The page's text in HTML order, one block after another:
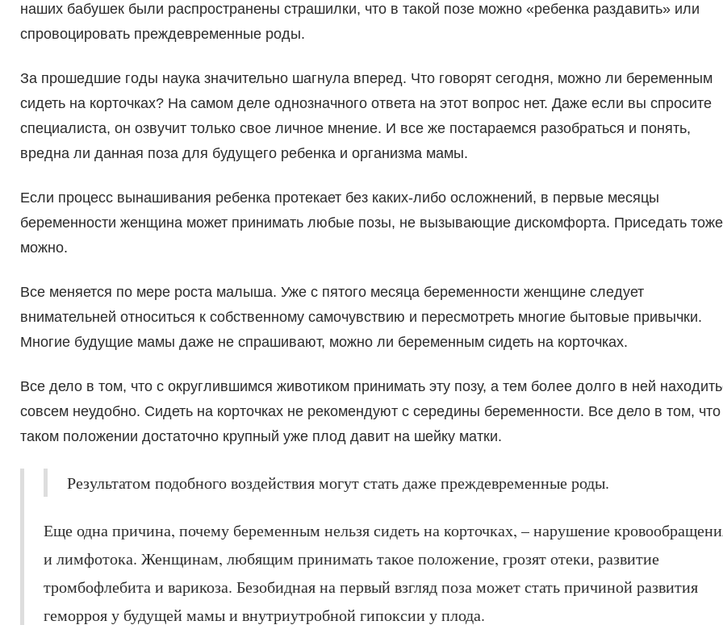
наших бабушек были распространены страшилки, что в такой позе можно «ребенка раздавить» или
спровоцировать преждевременные роды.
За прошедшие годы наука значительно шагнула вперед. Что говорят сегодня, можно ли беременным
сидеть на корточках? На самом деле однозначного ответа на этот вопрос нет. Даже если вы спросите
специалиста, он озвучит только свое личное мнение. И все же постараемся разобраться и понять,
вредна ли данная поза для будущего ребенка и организма мамы.
Если процесс вынашивания ребенка протекает без каких-либо осложнений, в первые месяцы
беременности женщина может принимать любые позы, не вызывающие дискомфорта. Приседать тоже
можно.
Все меняется по мере роста малыша. Уже с пятого месяца беременности женщине следует
внимательней относиться к собственному самочувствию и пересмотреть многие бытовые привычки.
Многие будущие мамы даже не спрашивают, можно ли беременным сидеть на корточках.
Все дело в том, что с округлившимся животиком принимать эту позу, а тем более долго в ней
совсем неудобно. Сидеть на корточках не рекомендуют с середины беременности. Все дело в том,
таком положении достаточно крупный уже плод давит на шейку матки.
Результатом подобного воздействия могут стать даже преждевременные роды.
Еще одна причина, почему беременным нельзя сидеть на корточках, – нарушение
и лимфотока. Женщинам, любящим принимать такое положение, грозят отеки, развитие
тромбофлебита и варикоза. Безобидная на первый взгляд поза может стать причиной развития
геморроя у будущей мамы и внутриутробной гипоксии у плода.